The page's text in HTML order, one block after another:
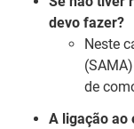
devo fazer?
Neste
de
A ligação ao